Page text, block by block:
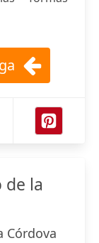
de la
Córdova